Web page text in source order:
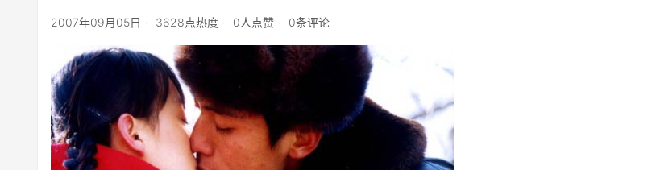
2007年09月05日 3628点热度 0人点赞 0条评论